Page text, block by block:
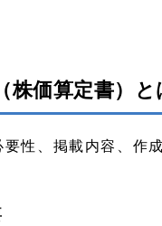
株価算定書）と
要性、掲載内容、作